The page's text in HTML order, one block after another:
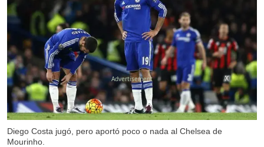
Diego Costa jugó, pero aportó poco o nada al Chelsea de
Mourinho.
X
X
X